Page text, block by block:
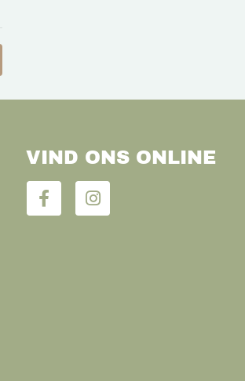
VIND ONS ONLINE